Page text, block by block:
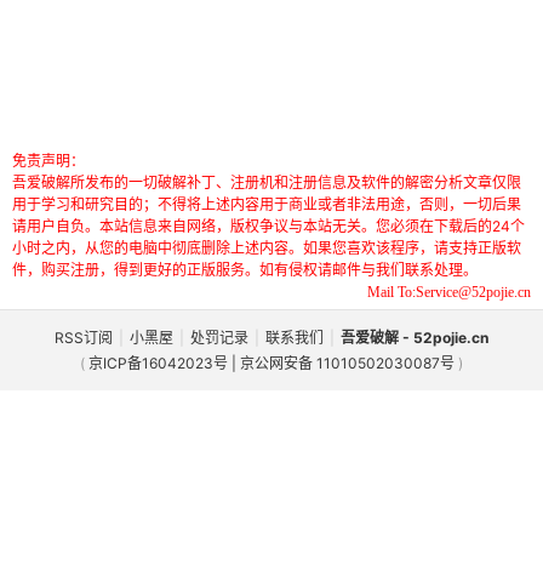
免责声明：
吾爱破解所发布的一切破解补丁、注册机和注册信息及软件的解密分析文章仅限
用于学习和研究目的；不得将上述内容用于商业或者非法用途，否则，一切后果
请用户自负。本站信息来自网络，版权争议与本站无关。您必须在下载后的24个
小时之内，从您的电脑中彻底删除上述内容。如果您喜欢该程序，请支持正版软
件，购买注册，得到更好的正版服务。如有侵权请邮件与我们联系处理。
Mail To:Service@52pojie.cn
RSS订阅 小黑屋 处罚记录 联系我们
吾爱破解 - 52pojie.cn
( 京ICP备16042023号 | 京公网安备 11010502030087号 )